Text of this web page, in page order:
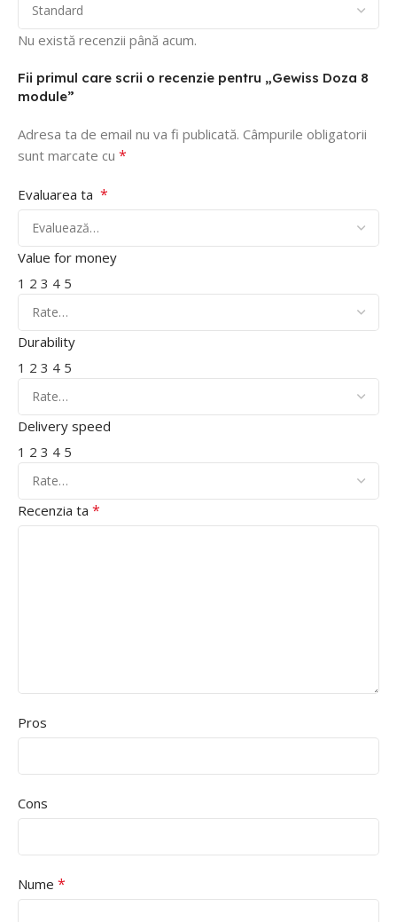
Nu există recenzii până acum.
Fii primul care scrii o recenzie pentru „Gewiss Doza 8
module”
Adresa ta de email nu va fi publicată. Câmpurile obligatorii
sunt marcate cu *
Evaluarea ta *
Value for money
1 2 3 4 5
Durability
1 2 3 4 5
Delivery speed
1 2 3 4 5
Recenzia ta *
Pros
Cons
Nume *